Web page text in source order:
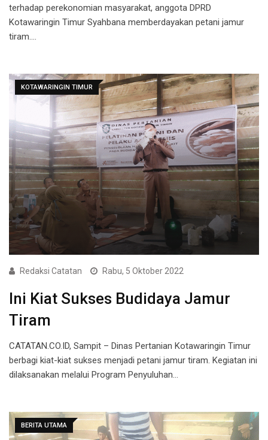
terhadap perekonomian masyarakat, anggota DPRD
Kotawaringin Timur Syahbana memberdayakan petani jamur
tiram.…
KOTAWARINGIN TIMUR
Redaksi Catatan Rabu, 5 Oktober 2022
Ini Kiat Sukses Budidaya Jamur
Tiram
CATATAN.CO.ID, Sampit – Dinas Pertanian Kotawaringin Timur
berbagi kiat-kiat sukses menjadi petani jamur tiram. Kegiatan ini
dilaksanakan melalui Program Penyuluhan…
BERITA UTAMA